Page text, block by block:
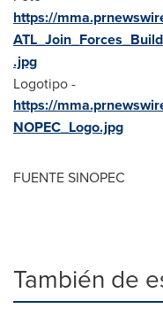
https://
.jpg
Logotipo -
https://
NOPEC_Logo.jpg
FUENTE SINOPEC
También de